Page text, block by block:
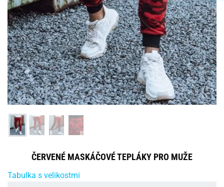
ČERVENÉ MASKÁČOVÉ TEPLÁKY PRO MUŽE
Tabulka s velikostmi